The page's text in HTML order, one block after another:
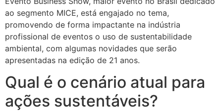
ao segmento MICE, está engajado no tema,
promovendo de forma impactante na indústria
profissional de eventos o uso de sustentabilidade
ambiental, com algumas novidades que serão
apresentadas na edição de 21 anos.
Qual é o cenário atual para
ações sustentáveis?